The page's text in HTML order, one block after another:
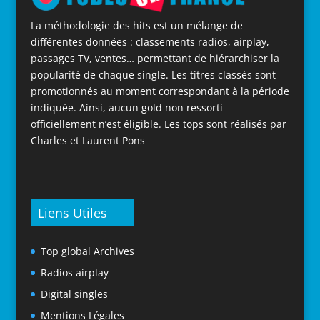
La méthodologie des hits est un mélange de
différentes données : classements radios, airplay,
passages TV, ventes… permettant de hiérarchiser la
popularité de chaque single. Les titres classés sont
promotionnés au moment correspondant à la période
indiquée. Ainsi, aucun gold non ressorti
officiellement n’est éligible. Les tops sont réalisés par
Charles et Laurent Pons
Liens Utiles
Top global Archives
Radios airplay
Digital singles
Mentions Légales